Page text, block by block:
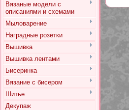
Вязаные модели с
описаниями и схемами
Мыловарение
Наградные розетки
Вышивка
Вышивка лентами
Бисеринка
Вязание с бисером
Шитье
Декупаж